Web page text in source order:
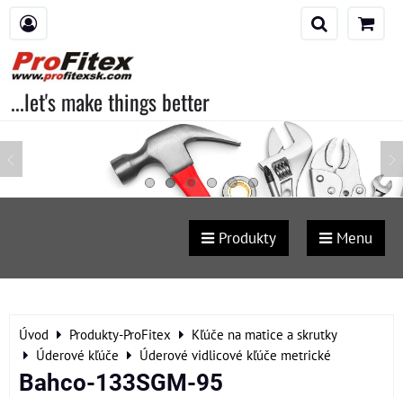
...let's make things better
Produkty Menu
Úvod Produkty-ProFitex
Kľúče na matice a skrutky
Úderové kľúče
Úderové vidlicové kľúče metrické
Bahco-133SGM-95